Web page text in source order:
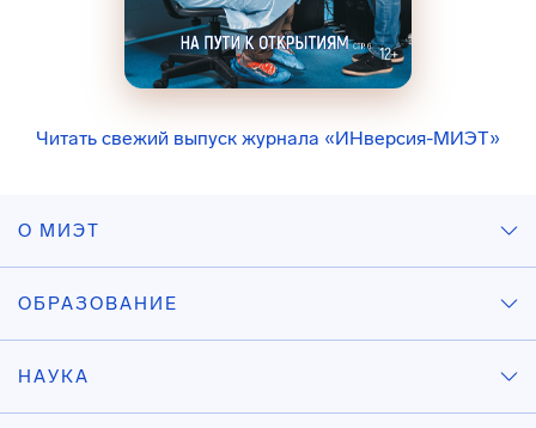
Читать свежий выпуск журнала «ИНверсия-МИЭТ»
О МИЭТ
ОБРАЗОВАНИЕ
НАУКА